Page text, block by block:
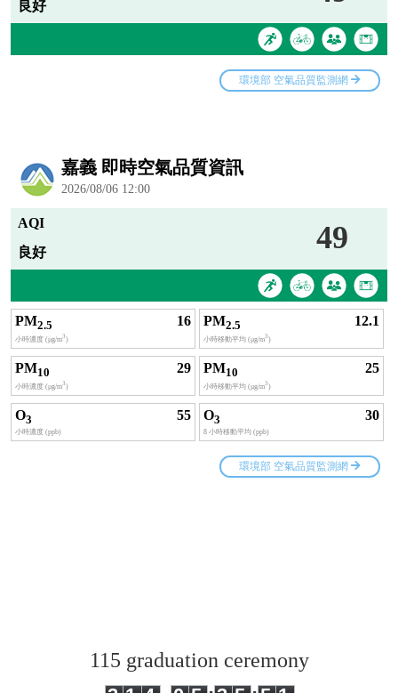
115 graduation ceremony
3 1 4
0 5
3 5
5 1